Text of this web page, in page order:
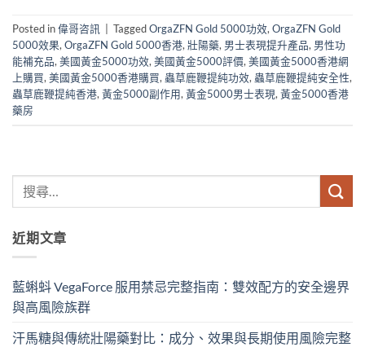
Posted in偉哥咨訊 TaggedOrgaZFN Gold 5000功效, OrgaZFN Gold
5000效果, OrgaZFN Gold 5000香港, 壯陽藥, 男士表現提升產品, 男性功
能補充品, 美國黃金5000功效, 美國黃金5000評價, 美國黃金5000香港網
上購買, 美國黃金5000香港購買, 蟲草鹿鞭提純功效, 蟲草鹿鞭提純安全性,
蟲草鹿鞭提純香港, 黃金5000副作用, 黃金5000男士表現, 黃金5000香港
藥房
近期文章
藍蝌蚪 VegaForce 服用禁忌完整指南：雙效配方的安全邊界
與高風險族群
汗馬糖與傳統壯陽藥對比：成分、效果與長期使用風險完整